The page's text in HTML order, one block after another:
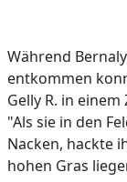
Während
entkommen
Gelly R. in
"Als sie in den
Nacken, hackte
hohen Gras